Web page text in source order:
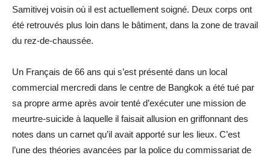
Samitivej voisin où il est actuellement soigné. Deux corps ont
été retrouvés plus loin dans le bâtiment, dans la zone de travail
du rez-de-chaussée.
Un Français de 66 ans qui s’est présenté dans un local
commercial mercredi dans le centre de Bangkok a été tué par
sa propre arme après avoir tenté d’exécuter une mission de
meurtre-suicide à laquelle il faisait allusion en griffonnant des
notes dans un carnet qu’il avait apporté sur les lieux. C’est
l’une des théories avancées par la police du commissariat de